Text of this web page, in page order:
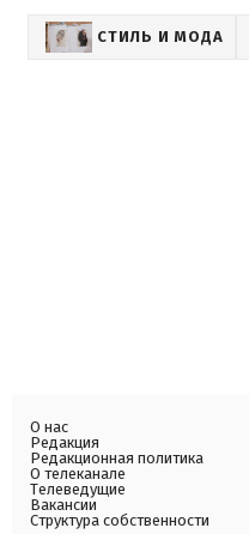
СТИЛЬ И МОДА
О нас
Редакция
Редакционная политика
О телеканале
Телеведущие
Вакансии
Структура собственности